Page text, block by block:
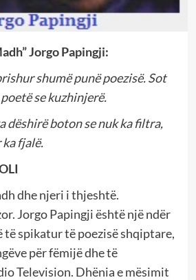
Jorgo Papingji:
shumë punë poezisë. Sot
se kuzhinjerë.
dëshirë boton se nuk ka filtra,
fjalë.
dhe njeri i thjeshtë.
Jorgo Papingji është një ndër
spikatur të poezisë shqiptare,
për fëmijë dhe të
Television. Dhënia e mësimit